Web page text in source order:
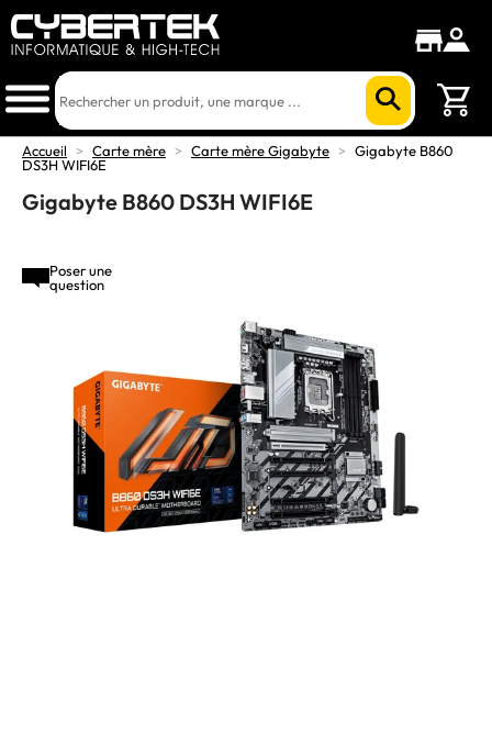
Accueil > Carte mère > Carte mère Gigabyte > Gigabyte B860
DS3H WIFI6E
Gigabyte B860 DS3H WIFI6E
Poser une
question